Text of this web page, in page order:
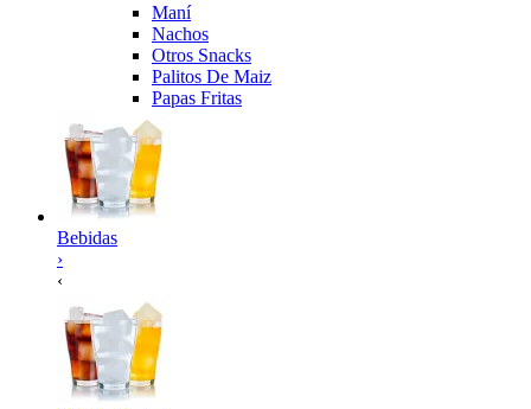
Maní
Nachos
Otros Snacks
Palitos De Maiz
Papas Fritas
Bebidas
›
‹